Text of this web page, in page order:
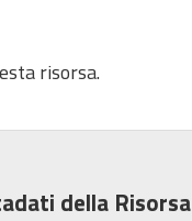
risorsa.
della Risorsa